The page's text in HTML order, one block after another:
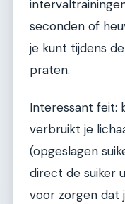
seconden of
je kunt tijdens
praten.
Interessant feit:
verbruikt je
(opgeslagen
direct de suiker
voor zorgen dat